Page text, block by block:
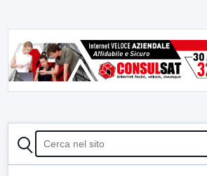
CERCA